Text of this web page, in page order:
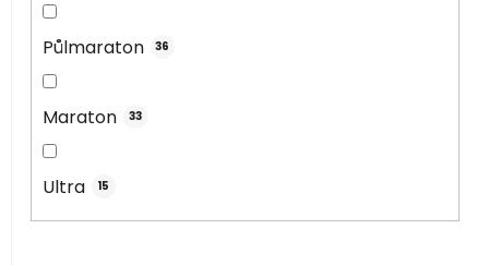
Půlmaraton 36
Maraton 33
Ultra 15